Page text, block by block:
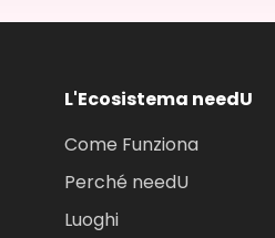
L'Ecosistema needU
Come Funziona
Perché needU
Luoghi